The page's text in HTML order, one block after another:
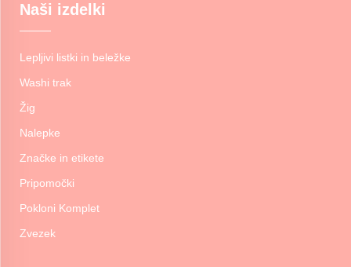
Naši izdelki
Lepljivi listki in beležke
Washi trak
Žig
Nalepke
Značke in etikete
Pripomočki
Pokloni Komplet
Zvezek